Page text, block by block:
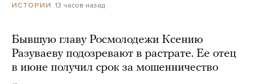
ИСТОРИИ 13 часов назад
Бывшую главу Росмолодежи Ксению
Разуваеву подозревают в растрате. Ее отец
в июне получил срок за мошенничество